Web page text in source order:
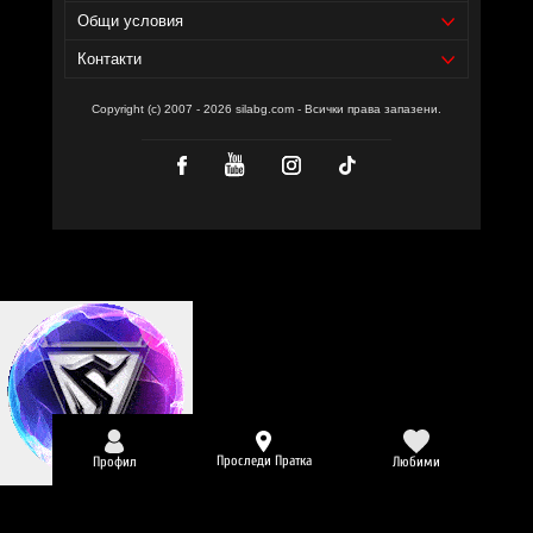
Общи условия
Контакти
Copyright (c) 2007 - 2026 silabg.com - Всички права запазени.
Профил Проследи Пратка Любими